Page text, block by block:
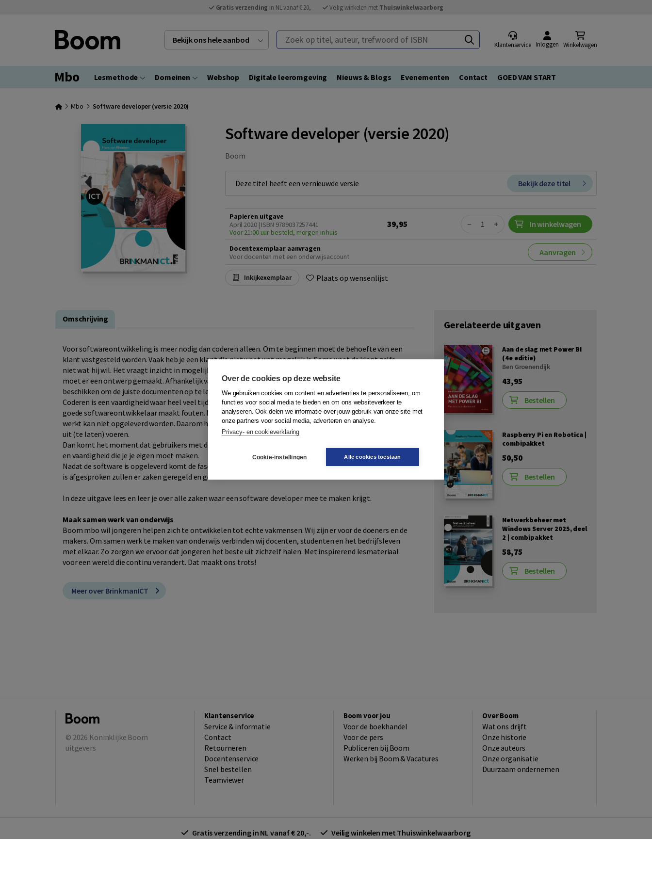
Gratis verzending in NL vanaf € 20,- Veilig winkelen met Thuiswinkelwaarborg
Bekijk ons hele aanbod Zoek op titel, auteur, trefwoord of ISBN
Klantenservice Inloggen Winkelwagen
Mbo Lesmethode Domeinen Webshop Digitale leeromgeving Nieuws & Blogs Evenementen Contact GOED VAN START
Mbo Software developer (versie 2020)
Software developer (versie 2020)
Boom
Deze titel heeft een vernieuwde versie Bekijk deze titel
Papieren uitgave
April 2020 | ISBN 9789037257441
Voor 21:00 uur besteld, morgen in huis
39,95 Quantity
− + In winkelwagen
Docentexemplaar aanvragen
Voor docenten met een onderwijsaccount
Aanvragen
Inkijkexemplaar Plaats op wensenlijst
Omschrijving
Voor softwareontwikkeling is meer nodig dan coderen alleen. Om te beginnen moet de behoefte van een
klant vastgesteld worden. Vaak heb je een klant die niet weet wat mogelijk is. Soms weet de klant zelfs
niet wat hij wil. Het vraagt inzicht in mogelijkheden en vaardigheid om een klant uit te vragen. Vervolgens
moet er een ontwerp gemaakt. Afhankelijk van de ontwikkelmethodiek zul je over vaardigheden moeten
beschikken om de juiste documenten op te leveren.
Coderen is een vaardigheid waar heel veel tijd in gaat zitten, ook om hem goed aan te leren. Zelfs een
goede softwareontwikkelaar maakt fouten. Maar software waar fouten in zitten of software die fout
werkt kan niet opgeleverd worden. Daarom hoort het ook tot je taak de testen goed op te zetten en goed
uit (te laten) voeren.
Dan komt het moment dat gebruikers met de software moeten gaan werken. Ook dit vraagt weer kennis
en vaardigheid die je je eigen moet maken.
Nadat de software is opgeleverd komt de fase van gebruik en beheer. Afhankelijk van wat er met de klant
is afgesproken zullen er zaken geregeld en gedaan moeten worden.
In deze uitgave lees en leer je over alle zaken waar een software developer mee te maken krijgt.
Maak samen werk van onderwijs
Boom mbo wil jongeren helpen zich te ontwikkelen tot echte vakmensen. Wij zijn er voor de doeners en de
makers. Om samen werk te maken van onderwijs verbinden wij docenten, studenten en het bedrijfsleven
met elkaar. Zo zorgen we ervoor dat jongeren het beste uit zichzelf halen. Met inspirerend lesmateriaal
voor een wereld die continu verandert. Dat maakt ons trots!
Meer over BrinkmanICT
Gerelateerde uitgaven
Aan de slag met Power BI
(4e editie)
Ben Groenendijk
43,95
Bestellen
Raspberry Pi en Robotica |
combipakket
50,50
Bestellen
Netwerkbeheer met
Windows Server 2025, deel
2 | combipakket
58,75
Bestellen
© 2026 Koninklijke Boom
uitgevers
Klantenservice
Service & informatie
Contact
Retourneren
Docentenservice
Snel bestellen
Teamviewer
Boom voor jou
Voor de boekhandel
Voor de pers
Publiceren bij Boom
Werken bij Boom & Vacatures
Over Boom
Wat ons drijft
Onze historie
Onze auteurs
Onze organisatie
Duurzaam ondernemen
Gratis verzending in NL vanaf € 20,-. Veilig winkelen met Thuiswinkelwaarborg
Over de cookies op deze website
We gebruiken cookies om content en advertenties te personaliseren, om
functies voor social media te bieden en om ons websiteverkeer te
analyseren. Ook delen we informatie over jouw gebruik van onze site met
onze partners voor social media, adverteren en analyse.
Privacy- en cookieverklaring
Cookie-instellingen Alle cookies toestaan